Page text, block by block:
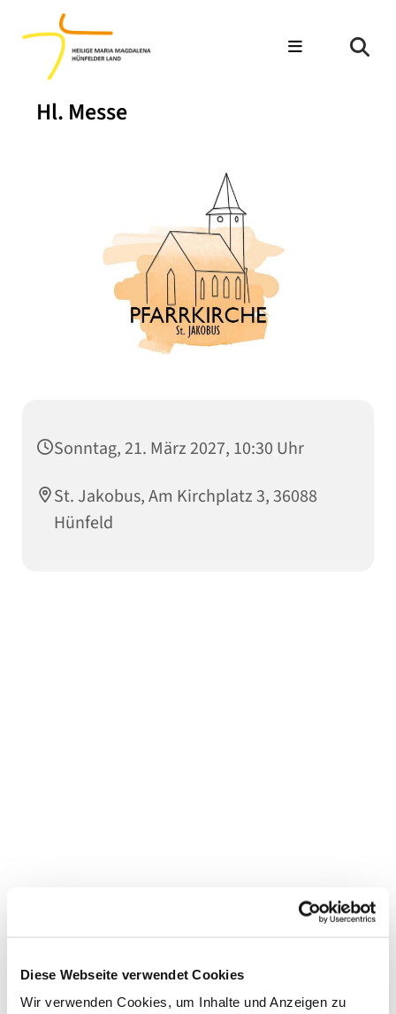
Diese Webseite verwendet Cookies
Wir verwenden Cookies, um Inhalte und Anzeigen zu
Hl. Messe
Sonntag, 21. März 2027, 10:30 Uhr
St. Jakobus, Am Kirchplatz 3, 36088
Hünfeld
Dies könnte Sie auch
interessieren